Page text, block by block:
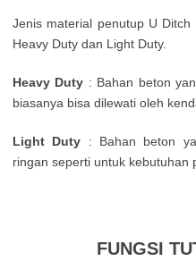
Jenis material penutup U
Heavy Duty dan Light Duty.
Heavy Duty : Bahan beton
biasanya bisa dilewati oleh
Light Duty : Bahan beton
ringan seperti untuk kebutuhan
FUNGSI